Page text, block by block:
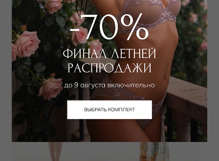
24 000 ₽
Выбрать размер
25 000₽
Выбрать размер